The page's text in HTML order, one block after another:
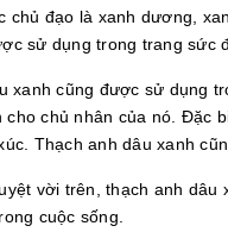
chủ đạo là xanh dương,
sử dụng trong trang sức
xanh cũng được sử dụng
cho chủ nhân của nó. Đặc
Thạch anh dâu xanh
vời trên, thạch anh
cuộc sống.